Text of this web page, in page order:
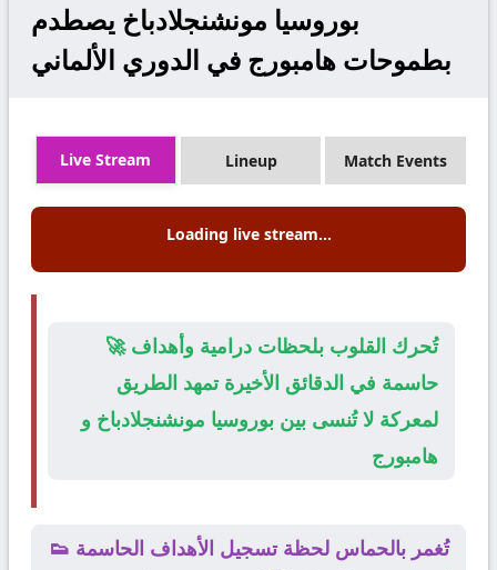
بوروسيا مونشنجلادباخ يصطدم
بطموحات هامبورج في الدوري الألماني
Live Stream Lineup Match Events
Loading live stream...
🚀 تُحرك القلوب بلحظات درامية وأهداف
حاسمة في الدقائق الأخيرة تمهد الطريق
لمعركة لا تُنسى بين بوروسيا مونشنجلادباخ و
هامبورج
👟 تُغمر بالحماس لحظة تسجيل الأهداف الحاسمة